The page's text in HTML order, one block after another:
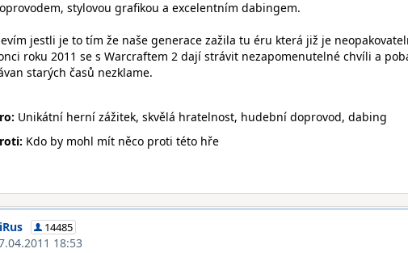
stylovou grafikou a excelentním dabingem.
jestli je to tím že naše generace zažila tu éru která již je
roku 2011 se s Warcraftem 2 dají strávit nezapomenutelné chvíli a
starých časů nezklame.
Unikátní herní zážitek, skvělá hratelnost, hudební doprovod, dabing
Kdo by mohl mít něco proti této hře
14485
18:53